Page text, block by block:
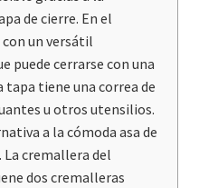
de cierre. En el
un versátil
puede cerrarse con una
tiene una correa de
u otros utensilios.
a la cómoda asa de
La cremallera del
dos cremalleras